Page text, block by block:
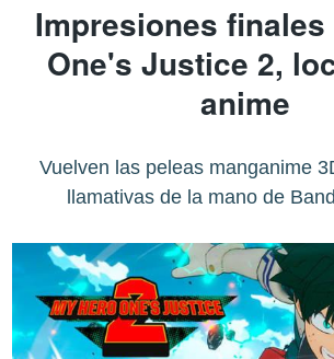
Impresiones finales
One's Justice 2,
anime
Vuelven las peleas manganime
llamativas de la mano de